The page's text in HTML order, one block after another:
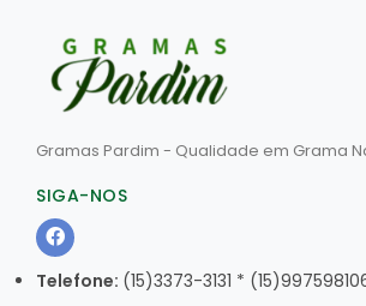
Gramas Pardim - Qualidade em Grama
SIGA-NOS
Telefone: (15)3373-3131 *